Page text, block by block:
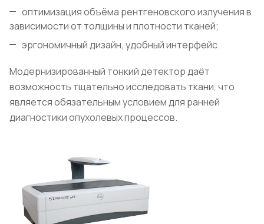
оптимизация объёма рентгеновского излучения в
зависимости от толщины и плотности тканей;
эргономичный дизайн, удобный интерфейс.
Модернизированный тонкий детектор даёт
возможность тщательно исследовать ткани, что
является обязательным условием для ранней
диагностики опухолевых процессов.